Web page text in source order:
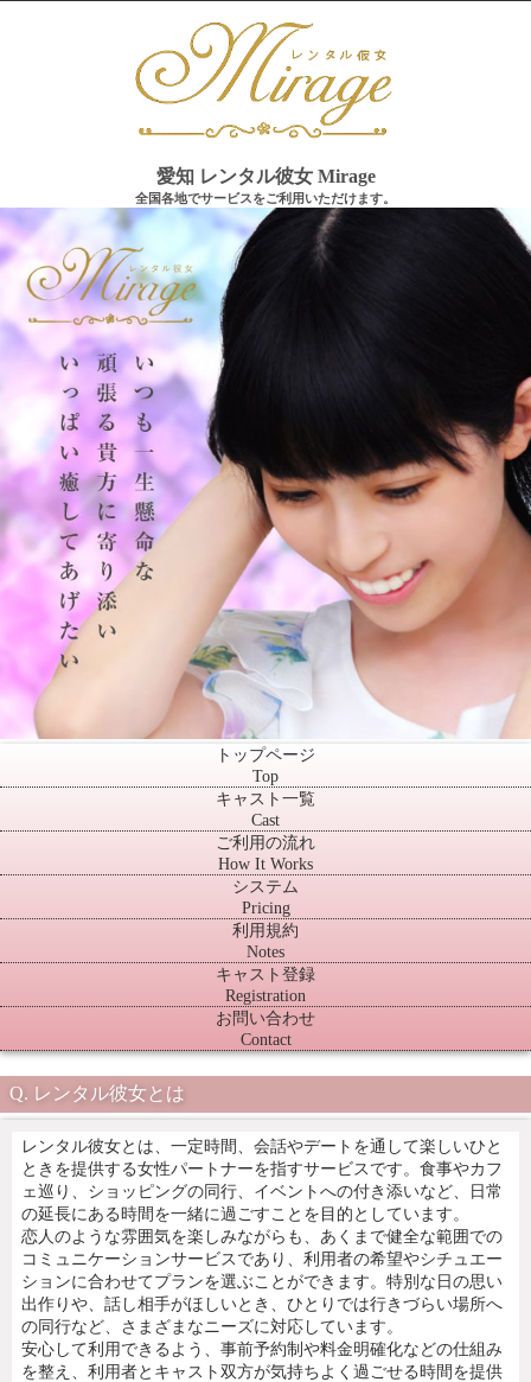
愛知 レンタル彼女 Mirage
全国各地でサービスをご利用いただけます。
トップページ
Top
キャスト一覧
Cast
ご利用の流れ
How It Works
システム
Pricing
利用規約
Notes
キャスト登録
Registration
お問い合わせ
Contact
レンタル彼女とは
レンタル彼女とは、一定時間、会話やデートを通して楽しいひと
ときを提供する女性パートナーを指すサービスです。食事やカフ
ェ巡り、ショッピングの同行、イベントへの付き添いなど、日常
の延長にある時間を一緒に過ごすことを目的としています。
恋人のような雰囲気を楽しみながらも、あくまで健全な範囲での
コミュニケーションサービスであり、利用者の希望やシチュエー
ションに合わせてプランを選ぶことができます。特別な日の思い
出作りや、話し相手がほしいとき、ひとりでは行きづらい場所へ
の同行など、さまざまなニーズに対応しています。
安心して利用できるよう、事前予約制や料金明確化などの仕組み
を整え、利用者とキャスト双方が気持ちよく過ごせる時間を提供